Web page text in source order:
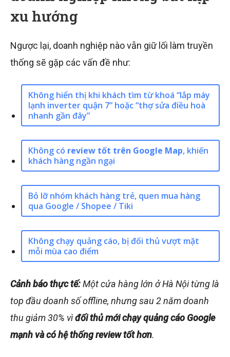
xu hướng
Ngược lại, doanh nghiệp nào vẫn giữ lối làm truyền
thống sẽ gặp các vấn đề như:
Không hiển thị khi khách tìm từ khoá “lắp máy
lạnh inverter quận 7” hoặc “thợ sửa điều hoà
nhanh gần đây”
Không có review tốt trên Google Map, khiến
khách hàng ngần ngại
Bỏ lỡ nhóm khách hàng trẻ, quen mua hàng
qua Google / Shopee / Tiki
Không chạy quảng cáo, bị đối thủ vượt mặt
mỗi mùa cao điểm
Cảnh báo thực tế:Một cửa hàng lớn ở Hà Nội từng là
top đầu doanh số offline, nhưng sau 2 năm doanh
thu giảm 30% vìđối thủ mới chạy quảng cáo Google
mạnh và có hệ thống review tốt hơn.